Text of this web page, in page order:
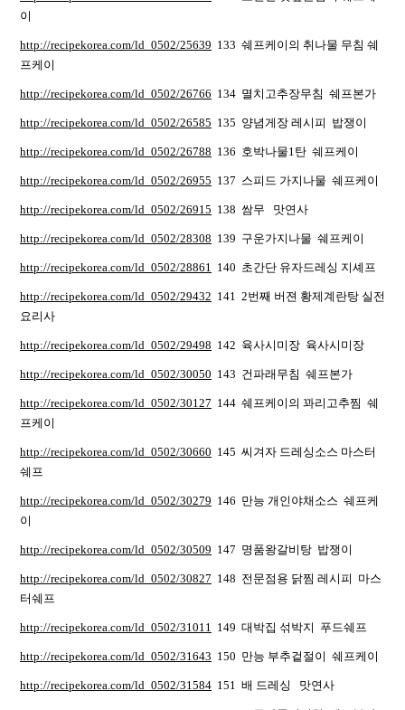
이
http://recipekorea.com/ld_0502/25639 133 쉐프케이의 취나물 무침 쉐
프케이
http://recipekorea.com/ld_0502/26766 134 멸치고추장무침 쉐프본가
http://recipekorea.com/ld_0502/26585 135 양념게장 레시피 밥쟁이
http://recipekorea.com/ld_0502/26788 136 호박나물1탄 쉐프케이
http://recipekorea.com/ld_0502/26955 137 스피드 가지나물 쉐프케이
http://recipekorea.com/ld_0502/26915 138 쌈무 맛연사
http://recipekorea.com/ld_0502/28308 139 구운가지나물 쉐프케이
http://recipekorea.com/ld_0502/28861 140 초간단 유자드레싱 지셰프
http://recipekorea.com/ld_0502/29432 141 2번째 버젼 황제계란탕 실전
요리사
http://recipekorea.com/ld_0502/29498 142 육사시미장 육사시미장
http://recipekorea.com/ld_0502/30050 143 건파래무침 쉐프본가
http://recipekorea.com/ld_0502/30127 144 쉐프케이의 꽈리고추찜 쉐
프케이
http://recipekorea.com/ld_0502/30660 145 씨겨자 드레싱소스 마스터
쉐프
http://recipekorea.com/ld_0502/30279 146 만능 개인야채소스 쉐프케
이
http://recipekorea.com/ld_0502/30509 147 명품왕갈비탕 밥쟁이
http://recipekorea.com/ld_0502/30827 148 전문점용 닭찜 레시피 마스
터쉐프
http://recipekorea.com/ld_0502/31011 149 대박집 섞박지 푸드쉐프
http://recipekorea.com/ld_0502/31643 150 만능 부추겉절이 쉐프케이
http://recipekorea.com/ld_0502/31584 151 배 드레싱 맛연사